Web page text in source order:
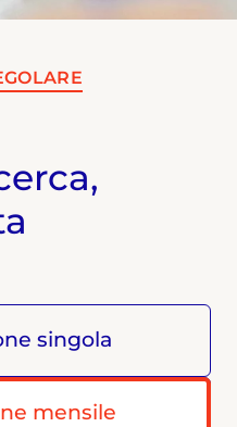
singola
mensile